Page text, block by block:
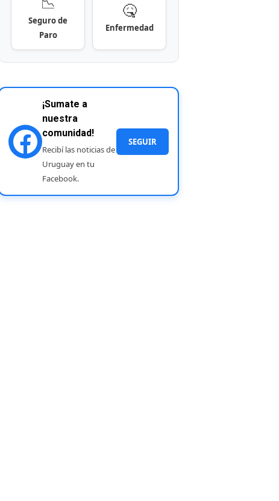
Seguro de
Paro
🤒
Enfermedad
¡Sumate a
nuestra
comunidad!
Recibí las noticias de
Uruguay en tu
Facebook.
SEGUIR